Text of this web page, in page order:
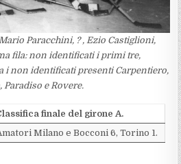
Paracchini, ? , Ezio Castiglioni,
fila: non identificati i primi tre,
i non identificati presenti Carpentiero,
Paradiso e Rovere.
finale del girone A.
Milano e Bocconi 6, Torino 1.